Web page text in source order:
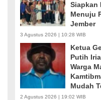
Siapkan
Menuju
Jember
3 Agustus 2026 | 10:28 WIB
Ketua
Putih
Warga
Mudah
2 Agustus 2026 | 19:02 WIB